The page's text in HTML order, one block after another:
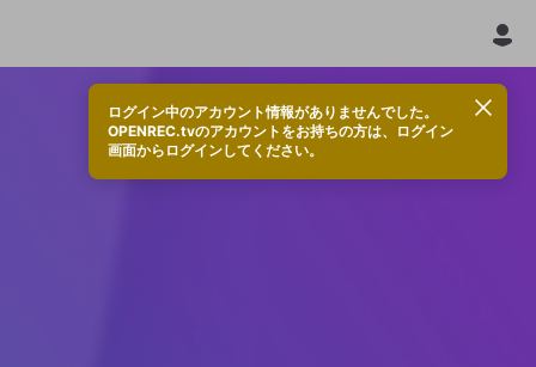
ログイン中のアカウント情報がありませんでした。
OPENREC.tvのアカウントをお持ちの方は、ログイン
画面からログインしてください。